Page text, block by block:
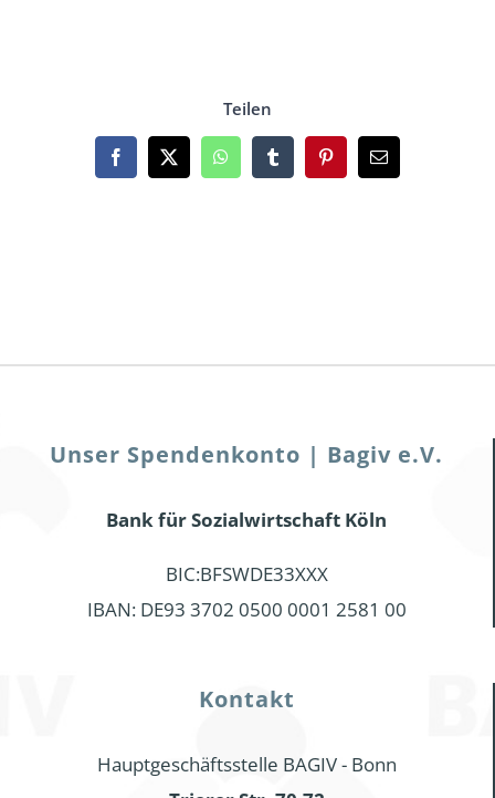
Teilen
Facebook
X WhatsAppTumblrPinterestEmail
Unser Spendenkonto | Bagiv e.V.
Bank für Sozialwirtschaft Köln
BIC:BFSWDE33XXX
IBAN: DE93 3702 0500 0001 2581 00
Kontakt
Hauptgeschäftsstelle BAGIV - Bonn